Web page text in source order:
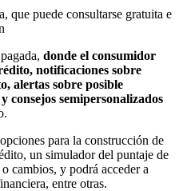
que puede consultarse gratuita e
donde el consumidor
notificaciones sobre
alertas sobre posible
consejos semipersonalizados
para la construcción de
un simulador del puntaje de
cambios, y podrá acceder a
entre otras.